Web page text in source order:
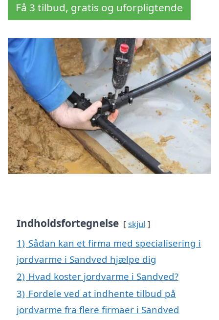
Få 3 tilbud, gratis og uforpligtende
Indholdsfortegnelse skjul
1) Sådan kan et firma med specialisering i
jordvarme i Sandved hjælpe dig
2) Hvad koster jordvarme i Sandved?
3) Fordele ved at indhente tilbud på
jordvarme fra flere firmaer i Sandved